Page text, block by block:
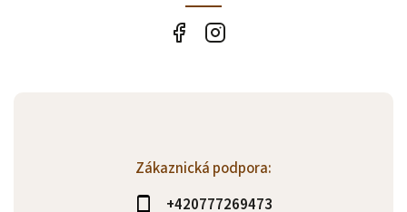
Zákaznická podpora:
+420777269473